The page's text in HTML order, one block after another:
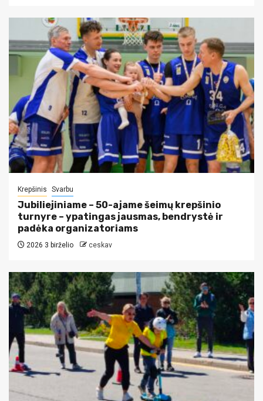
Krepšinis Svarbu
Jubiliejiniame – 50-ajame šeimų krepšinio
turnyre – ypatingas jausmas, bendrystė ir
padėka organizatoriams
2026 3 birželio ceskav